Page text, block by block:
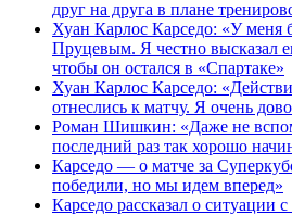
друг на друга в плане
Хуан Карлос Карседо: «У меня
Пруцевым. Я честно высказал
чтобы он остался в «Спартаке»
Хуан Карлос Карседо:
отнеслись к матчу. Я очень
Роман Шишкин: «Даже не
последний раз так хорошо
Карседо — о матче за
победили, но мы идем вперед»
Карседо рассказал о ситуации